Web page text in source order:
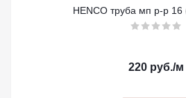
HENCO
220 руб./м